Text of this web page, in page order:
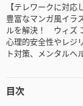
【テレワークに対
豊富なマンガ風イラ
ルを解決！ ウィズ
心理的安全性やレジ
ト対策、メンタルヘ
目次